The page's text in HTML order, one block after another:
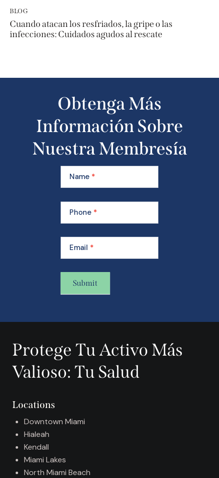
BLOG
Cuando atacan los resfriados, la gripe o las
infecciones: Cuidados agudos al rescate
Obtenga Más
Información Sobre
Nuestra Membresía
Learn
More
About
Our
Membership
Name *
Phone *
Email *
Submit
l
e
r
n
v
Protege Tu Activo Más
Valioso: Tu Salud
Locations
Downtown Miami
Hialeah
Kendall
Miami Lakes
North Miami Beach